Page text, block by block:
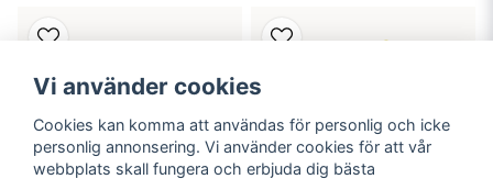
Vi använder cookies
Cookies kan komma att användas för personlig och icke
personlig annonsering. Vi använder cookies för att vår
webbplats skall fungera och erbjuda dig bästa